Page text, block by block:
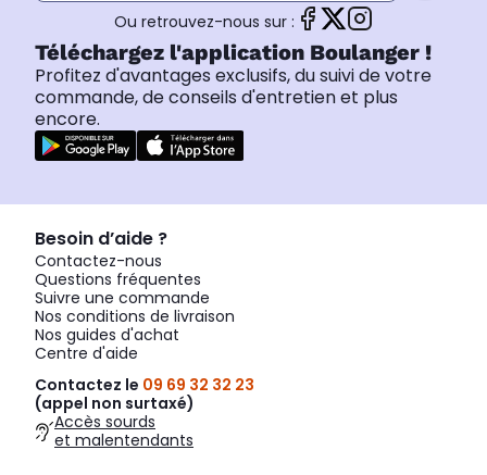
Ou retrouvez-nous sur :
Téléchargez l'application Boulanger !
Profitez d'avantages exclusifs, du suivi de votre
commande, de conseils d'entretien et plus
encore.
Besoin d’aide ?
Contactez-nous
Questions fréquentes
Suivre une commande
Nos conditions de livraison
Nos guides d'achat
Centre d'aide
Contactez le 09 69 32 32 23
(appel non surtaxé)
Accès sourds
et malentendants